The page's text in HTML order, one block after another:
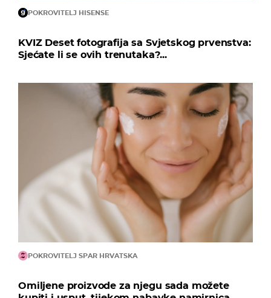
POKROVITELJ HISENSE
KVIZ Deset fotografija sa Svjetskog prvenstva:
Sjećate li se ovih trenutaka?...
POKROVITELJ SPAR HRVATSKA
Omiljene proizvode za njegu sada možete